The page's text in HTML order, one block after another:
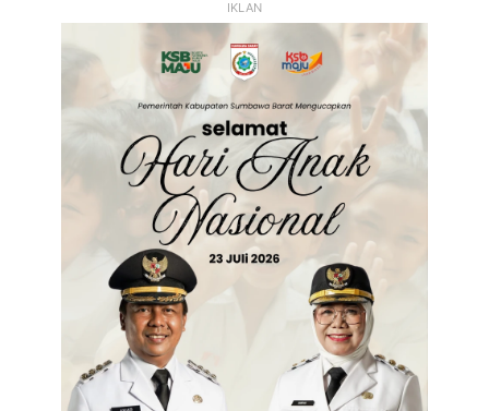
IKLAN